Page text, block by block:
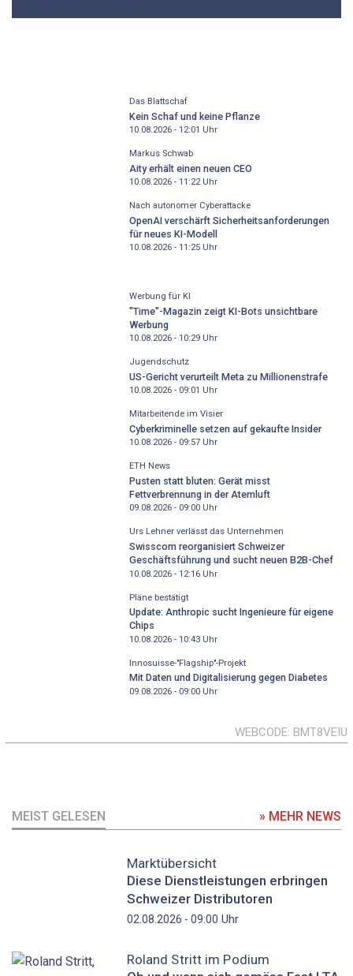
Das Blattschaf
Kein Schaf und keine Pflanze
10.08.2026 - 12:01 Uhr
Markus Schwab
Aity erhält einen neuen CEO
10.08.2026 - 11:22Uhr
Nach autonomer Cyberattacke
OpenAI verschärft Sicherheitsanforderungen
für neues KI-Modell
10.08.2026 - 11:25Uhr
Werbung für KI
"Time"-Magazin zeigt KI-Bots unsichtbare
Werbung
10.08.2026 - 10:29Uhr
Jugendschutz
US-Gericht verurteilt Meta zu Millionenstrafe
10.08.2026 - 09:01 Uhr
Mitarbeitende im Visier
Cyberkriminelle setzen auf gekaufte Insider
10.08.2026 - 09:57Uhr
ETH News
Pusten statt bluten: Gerät misst
Fettverbrennung in der Atemluft
09.08.2026 - 09:00Uhr
Urs Lehner verlässt das Unternehmen
Swisscom reorganisiert Schweizer
Geschäftsführung und sucht neuen B2B-Chef
10.08.2026 - 12:16Uhr
Pläne bestätigt
Update: Anthropic sucht Ingenieure für eigene
Chips
10.08.2026 - 10:43Uhr
Innosuisse-"Flagship"-Projekt
Mit Daten und Digitalisierung gegen Diabetes
09.08.2026 - 09:00Uhr
WEBCODE BMT8VEIU
MEIST GELESEN » MEHR NEWS
Marktübersicht
Diese Dienstleistungen erbringen
Schweizer Distributoren
02.08.2026 - 09:00 Uhr
Roland Stritt im Podium